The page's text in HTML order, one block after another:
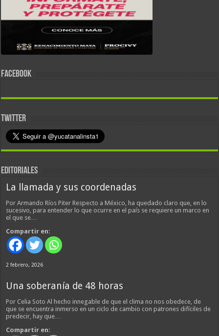
FACEBOOK
TWITTER
EDITORIALES
La llamada y sus coordenadas
Por Armando Ríos Piter Respecto a México, ha quedado claro que, en lo
sucesivo, para entender lo que ocurre en el país se requiere un marco en
el que se…
Compartir en:
2 febrero, 2026
Una soberanía de 48 horas
Por Celia Soto Al hecho innegable de que el clima no nos obedece, de
que se encuentra inmerso en un ciclo de cambio con patrones difíciles de
predecir, hay que…
Compartir en: